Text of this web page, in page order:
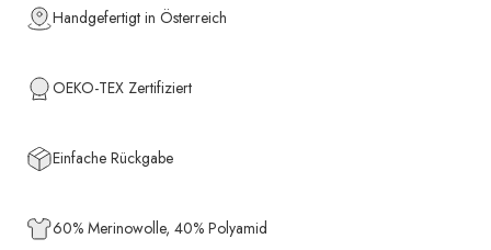
Handgefertigt in Österreich
OEKO-TEX Zertifiziert
Einfache Rückgabe
60% Merinowolle, 40% Polyamid